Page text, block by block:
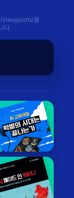
(Viewpoints)을
다.